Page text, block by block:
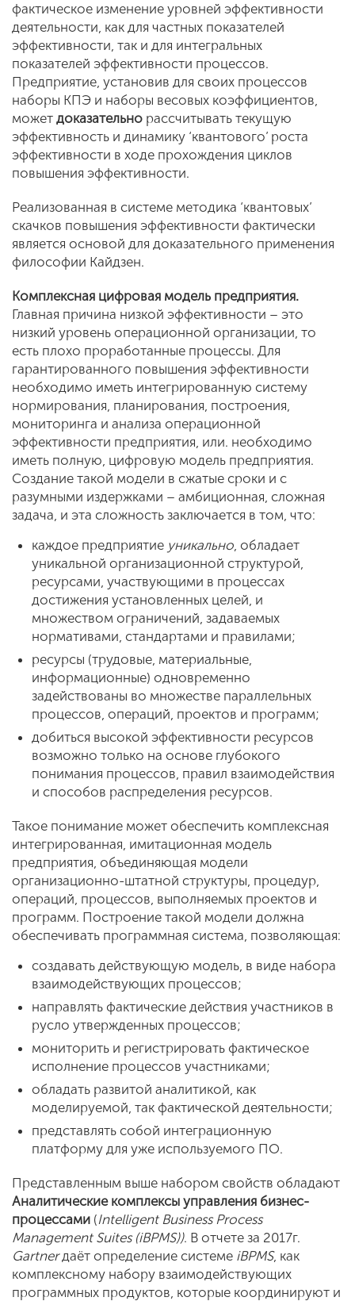
фактическое изменение уровней эффективности
деятельности, как для частных показателей
эффективности, так и для интегральных
показателей эффективности процессов.
Предприятие, установив для своих процессов
наборы КПЭ и наборы весовых коэффициентов,
может доказательно рассчитывать текущую
эффективность и динамику ‘квантового’ роста
эффективности в ходе прохождения циклов
повышения эффективности.
Реализованная в системе методика ‘квантовых’
скачков повышения эффективности фактически
является основой для доказательного применения
философии Кайдзен.
Комплексная цифровая модель предприятия.
Главная причина низкой эффективности – это
низкий уровень операционной организации, то
есть плохо проработанные процессы. Для
гарантированного повышения эффективности
необходимо иметь интегрированную систему
нормирования, планирования, построения,
мониторинга и анализа операционной
эффективности предприятия, или. необходимо
иметь полную, цифровую модель предприятия.
Создание такой модели в сжатые сроки и с
разумными издержками – амбиционная, сложная
задача, и эта сложность заключается в том, что:
каждое предприятие уникально, обладает
уникальной организационной структурой,
ресурсами, участвующими в процессах
достижения установленных целей, и
множеством ограничений, задаваемых
нормативами, стандартами и правилами;
ресурсы (трудовые, материальные,
информационные) одновременно
задействованы во множестве параллельных
процессов, операций, проектов и программ;
добиться высокой эффективности ресурсов
возможно только на основе глубокого
понимания процессов, правил взаимодействия
и способов распределения ресурсов.
Такое понимание может обеспечить комплексная
интегрированная, имитационная модель
предприятия, объединяющая модели
организационно-штатной структуры, процедур,
операций, процессов, выполняемых проектов и
программ. Построение такой модели должна
обеспечивать программная система, позволяющая:
создавать действующую модель, в виде набора
взаимодействующих процессов;
направлять фактические действия участников в
русло утвержденных процессов;
мониторить и регистрировать фактическое
исполнение процессов участниками;
обладать развитой аналитикой, как
моделируемой, так фактической деятельности;
представлять собой интеграционную
платформу для уже используемого ПО.
Представленным выше набором свойств обладают
Аналитические комплексы управления бизнес-
процессами (Intelligent Business Process
Management Suites (iBPMS)). В отчете за 2017г.
Gartnerдаёт определение системе iBPMS, как
комплексному набору взаимодействующих
программных продуктов, которые координируют и